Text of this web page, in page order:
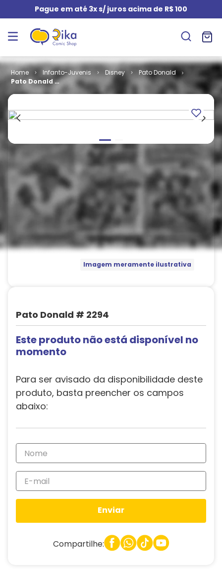
Pague em até 3x s/ juros acima de R$ 100
Infanto-Juvenis Disney
Pato Donald
Pato Donald #
2294
Imagem meramente ilustrativa
Pato Donald # 2294
Este produto não está disponível no
momento
Para ser avisado da disponibilidade deste
produto, basta preencher os campos
abaixo:
Enviar
Compartilhe: